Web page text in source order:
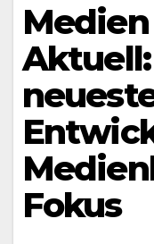
Fokus